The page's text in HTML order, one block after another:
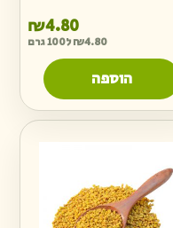
₪4.80
₪4.80 ל100 גרם
הוספה